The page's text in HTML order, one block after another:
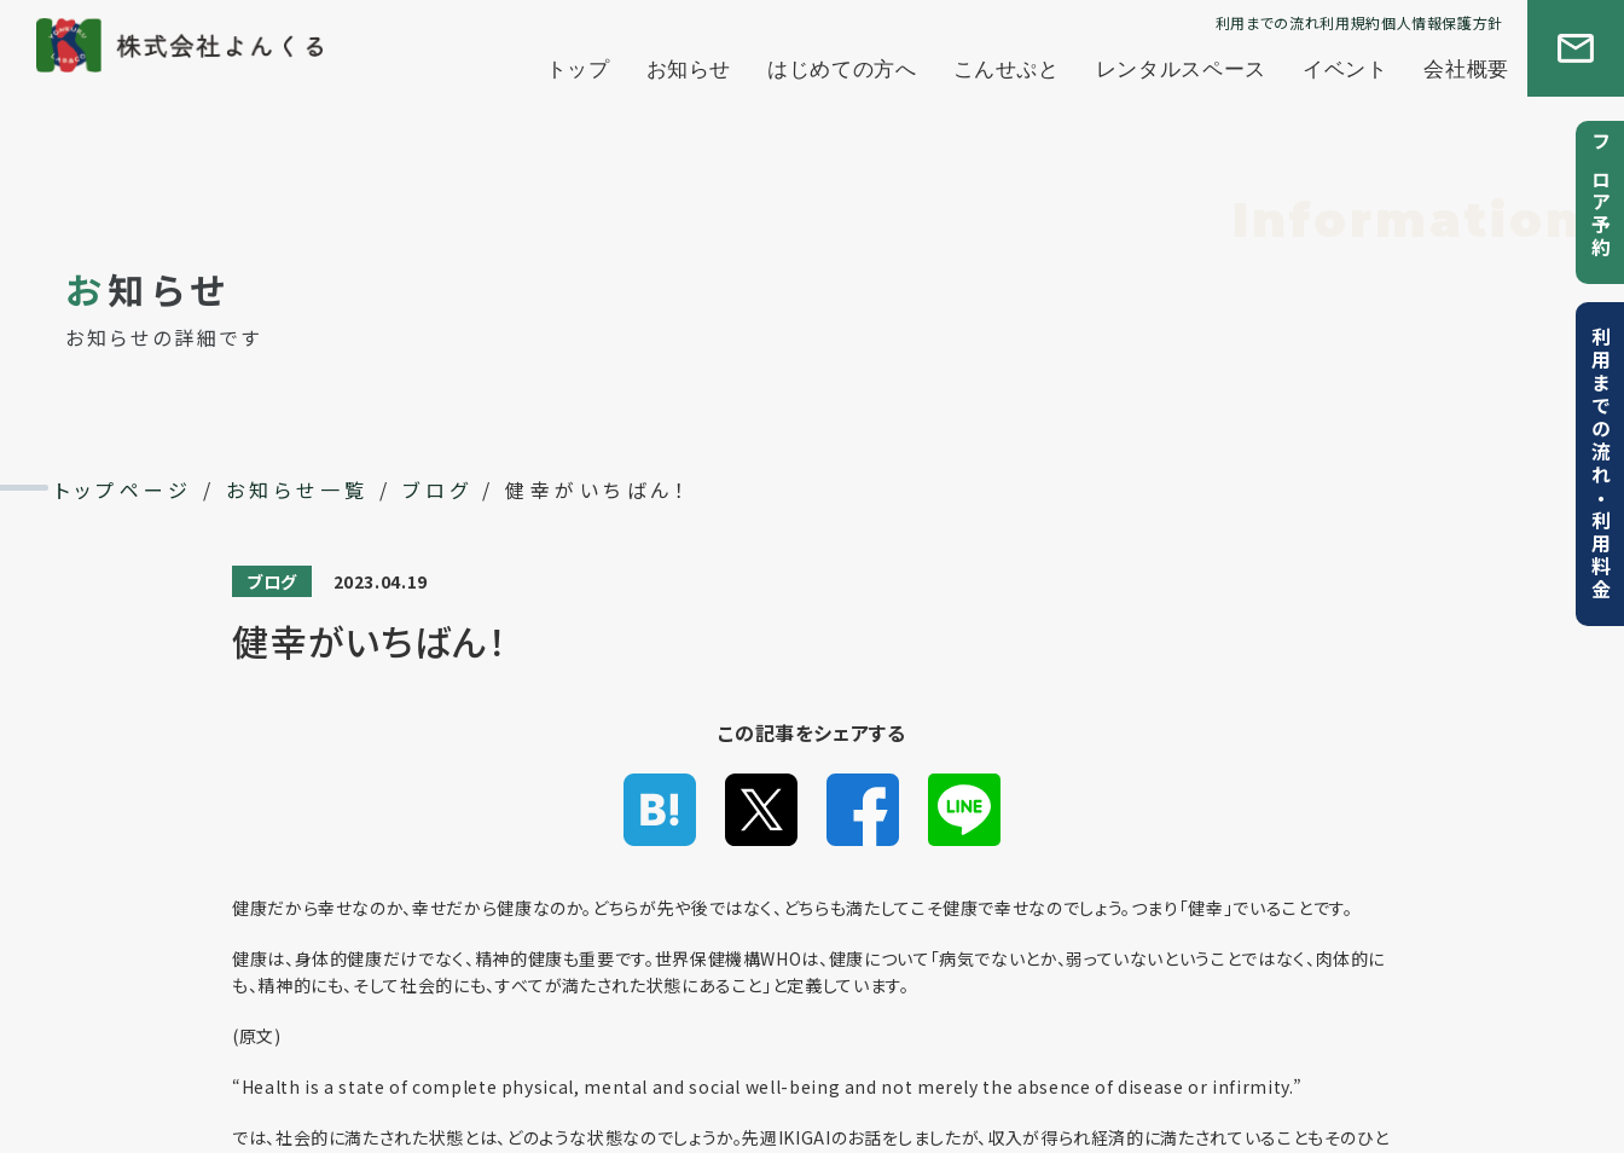
利用までの流れ利用規約個人情報保護方針
トップ お知らせ はじめての方へ こんせぷと レンタルスペース イベント 会社概要
フロア予約
利用までの流れ
・
利用料金
お知らせ
お知らせの詳細です
トップページ / お知らせ一覧 / ブログ / 健幸がいちばん！
ブログ 2023.04.19
健幸がいちばん！
この記事をシェアする
健康だから幸せなのか、幸せだから健康なのか。どちらが先や後ではなく、どちらも満たしてこそ健康で幸せなのでしょう。つまり「健幸」でいることです。
健康は、身体的健康だけでなく、精神的健康も重要です。世界保健機構WHOは、健康について「病気でないとか、弱っていないということではなく、肉体的に
も、精神的にも、そして社会的にも、すべてが満たされた状態にあること」と定義しています。
(原文)
“Health is a state of complete physical, mental and social well-being and not merely the absence of disease or infirmity.”
では、社会的に満たされた状態とは、どのような状態なのでしょうか。先週IKIGAIのお話をしましたが、収入が得られ経済的に満たされていることもそのひと